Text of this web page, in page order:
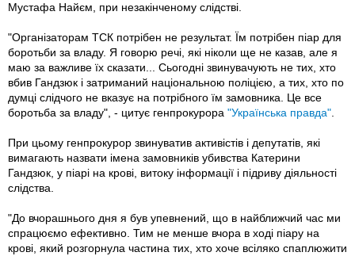
Мустафа Найєм, при незакінченому слідстві.
"Організаторам ТСК потрібен не результат. Їм потрібен піар для
боротьби за владу. Я говорю речі, які ніколи ще не казав, але я
маю за важливе їх сказати... Сьогодні звинувачують не тих, хто
вбив Гандзюк і затриманий національною поліцією, а тих, хто по
думці слідчого не вказує на потрібного їм замовника. Це все
боротьба за владу", - цитує генпрокурора "Українська правда".
При цьому генпрокурор звинуватив активістів і депутатів, які
вимагають назвати імена замовників убивства Катерини
Гандзюк, у піарі на крові, витоку інформації і підриву діяльності
слідства.
"До вчорашнього дня я був упевнений, що в найближчий час ми
спрацюємо ефективно. Тим не менше вчора в ході піару на
крові, який розгорнула частина тих, хто хоче всіляко спаплюжити